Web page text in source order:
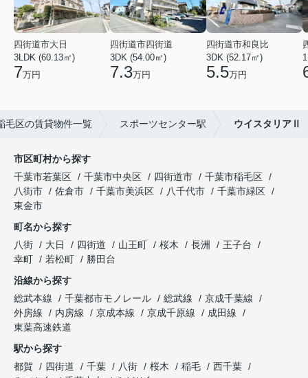
四街道市大日
3LDK (60.13㎡)
7万円
四街道市四街道
3DK (54.00㎡)
7.3万円
四街道市和良比
3DK (52.17㎡)
5.5万円
毛区の賃貸物件一覧 スポーツセンター駅 ウイスタリアⅡ
市区町村から探す
千葉市若葉区
千葉市中央区 四街道市
千葉市稲毛区
八街市
佐倉市 千葉市美浜区 八千代市
千葉市緑区
東金市
町名から探す
八街
大日 四街道 山王町 桜木 長洲
王子台
幸町
若松町
勝田台
沿線から探す
総武本線
千葉都市モノレール 総武線
京成千葉線
外房線
内房線 京成本線 京成千原線
成田線
東葉高速鉄道
駅から探す
都賀
四街道 千葉 八街 桜木 稲毛
西千葉